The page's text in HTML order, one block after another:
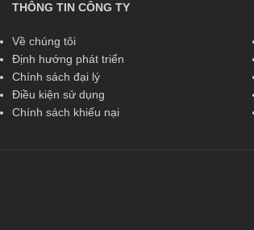
THÔNG TIN CÔNG TY
Về chúng tôi
Định hướng phát triển
Chính sách đại lý
Điều kiện sử dụng
Chính sách khiếu nại